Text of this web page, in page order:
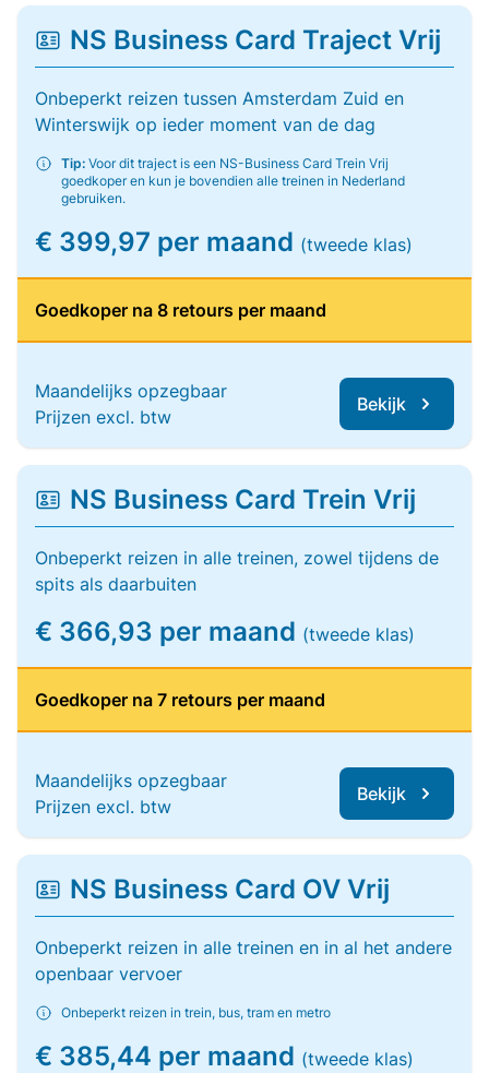
NS Business Card Traject Vrij
Onbeperkt reizen tussen Amsterdam Zuid en
Winterswijk op ieder moment van de dag
Tip: Voor dit traject is een NS-Business Card Trein Vrij
goedkoper en kun je bovendien alle treinen in Nederland
gebruiken.
€ 399,97 per maand (tweede klas)
Goedkoper na 8 retours per maand
Maandelijks opzegbaar
Prijzen excl. btw
Bekijk
NS Business Card Trein Vrij
Onbeperkt reizen in alle treinen, zowel tijdens de
spits als daarbuiten
€ 366,93 per maand (tweede klas)
Goedkoper na 7 retours per maand
Maandelijks opzegbaar
Prijzen excl. btw
Bekijk
NS Business Card OV Vrij
Onbeperkt reizen in alle treinen en in al het andere
openbaar vervoer
Onbeperkt reizen in trein, bus, tram en metro
€ 385,44 per maand (tweede klas)